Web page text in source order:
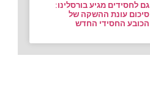
גם לחסידים מגיע בורסלינו:
סיכום עונת ההשקה של
הכובע החסידי החדש